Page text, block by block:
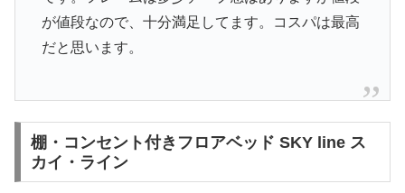
が値段なので、十分満足してます。コスパは最高
だと思います。
棚・コンセント付きフロアベッド SKY line ス
カイ・ライン